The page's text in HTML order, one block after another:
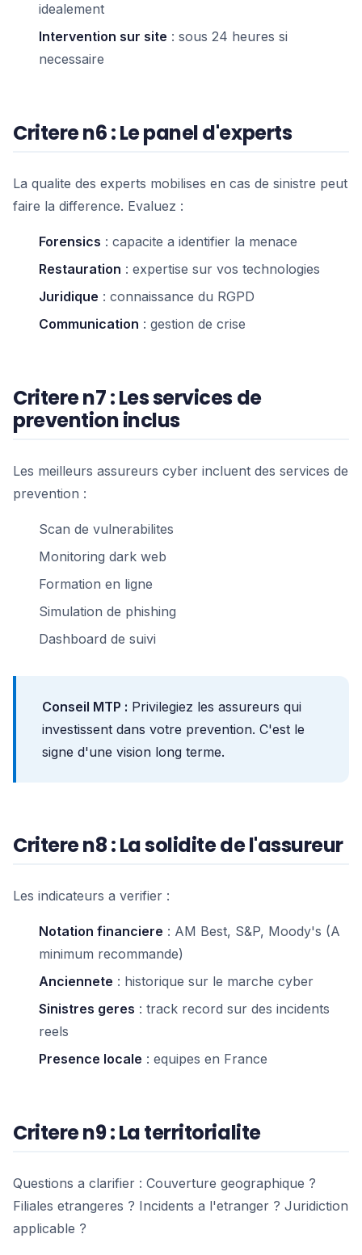
idealement
Intervention sur site : sous 24 heures si
necessaire
Critere n6 : Le panel d'experts
La qualite des experts mobilises en cas de sinistre peut
faire la difference. Evaluez :
Forensics : capacite a identifier la menace
Restauration : expertise sur vos technologies
Juridique : connaissance du RGPD
Communication : gestion de crise
Critere n7 : Les services de
prevention inclus
Les meilleurs assureurs cyber incluent des services de
prevention :
Scan de vulnerabilites
Monitoring dark web
Formation en ligne
Simulation de phishing
Dashboard de suivi
Conseil MTP : Privilegiez les assureurs qui
investissent dans votre prevention. C'est le
signe d'une vision long terme.
Critere n8 : La solidite de l'assureur
Les indicateurs a verifier :
Notation financiere : AM Best, S&P, Moody's (A
minimum recommande)
Anciennete : historique sur le marche cyber
Sinistres geres : track record sur des incidents
reels
Presence locale : equipes en France
Critere n9 : La territorialite
Questions a clarifier : Couverture geographique ?
Filiales etrangeres ? Incidents a l'etranger ? Juridiction
applicable ?